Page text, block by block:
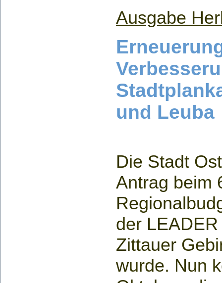
Ausgabe
und Leuba
Die Stadt
Antrag beim
der
Zittauer
wurde. Nun